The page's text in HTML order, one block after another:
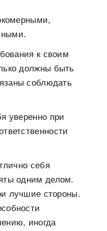
к своим
должны быть
соблюдать
уверенно при
себя
одним делом.
лучшие стороны.
иногда